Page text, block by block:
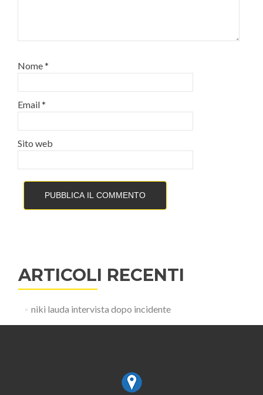
Nome*
Email*
Sito web
ARTICOLI RECENTI
niki lauda intervista dopo incidente